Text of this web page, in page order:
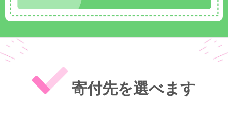
寄付先を選べます